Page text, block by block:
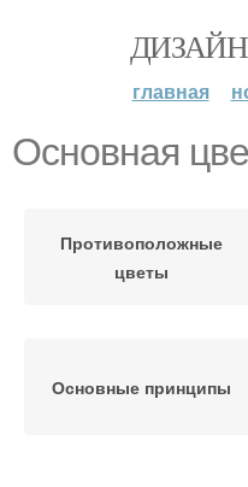
ДИЗАЙН
главная
Основная
Противоположные
цветы
Основные принципы